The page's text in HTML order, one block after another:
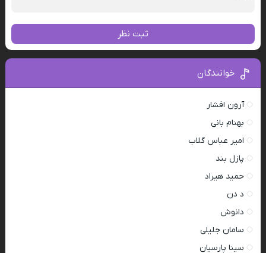
ثبت نظر
خوانندگان
آرون افشار
بهنام بانی
امیر عباس گلاب
پازل بند
حمید هیراد
د دن
دانوش
سامان جلیلی
سینا پارسیان